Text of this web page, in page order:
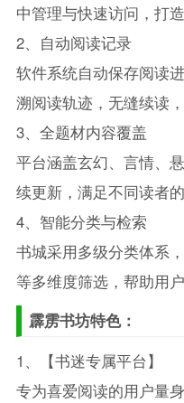
中管理与快速访问，打
2、自动阅读记录
软件系统自动保存阅读
溯阅读轨迹，无缝续读
3、全题材内容覆盖
平台涵盖玄幻、言情、
续更新，满足不同读者
4、智能分类与检索
书城采用多级分类体系
等多维度筛选，帮助用
霹雳书坊特色：
1、【书迷专属平台】
专为喜爱阅读的用户量